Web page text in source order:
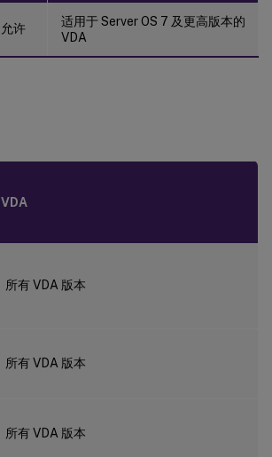
允许
适用于 Server OS 7 及更高版本的
VDA
VDA
所有 VDA 版本
所有 VDA 版本
所有 VDA 版本